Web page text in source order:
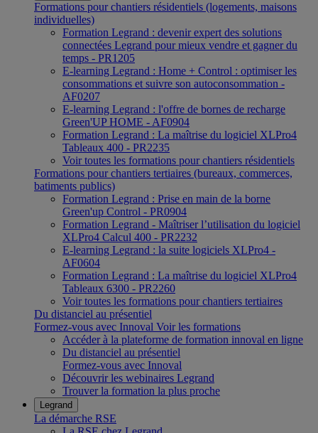
Formations pour chantiers résidentiels (logements, maisons
individuelles)
Formation Legrand : devenir expert des solutions
connectées Legrand pour mieux vendre et gagner du
temps - PR1205
E-learning Legrand : Home + Control : optimiser les
consommations et suivre son autoconsommation -
AF0207
E-learning Legrand : l'offre de bornes de recharge
Green'UP HOME - AF0904
Formation Legrand : La maîtrise du logiciel XLPro4
Tableaux 400 - PR2235
Voir toutes les formations pour chantiers résidentiels
Formations pour chantiers tertiaires (bureaux, commerces,
batiments publics)
Formation Legrand : Prise en main de la borne
Green'up Control - PR0904
Formation Legrand - Maîtriser l’utilisation du logiciel
XLPro4 Calcul 400 - PR2232
E-learning Legrand : la suite logiciels XLPro4 -
AF0604
Formation Legrand : La maîtrise du logiciel XLPro4
Tableaux 6300 - PR2260
Voir toutes les formations pour chantiers tertiaires
Du distanciel au présentiel
Formez-vous avec Innoval Voir les formations
Accéder à la plateforme de formation innoval en ligne
Du distanciel au présentiel
Formez-vous avec Innoval
Découvrir les webinaires Legrand
Trouver la formation la plus proche
Legrand
La démarche RSE